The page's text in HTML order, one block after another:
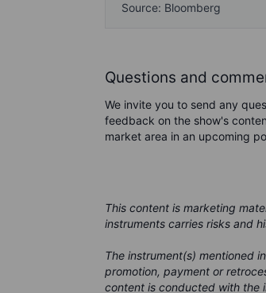
Source: Bloomberg
Questions and
We invite you to send any
feedback on the show's
market area in an upcoming
This content is marketing
instruments carries risks and
The instrument(s) mentioned
promotion, payment or
content is conducted with the